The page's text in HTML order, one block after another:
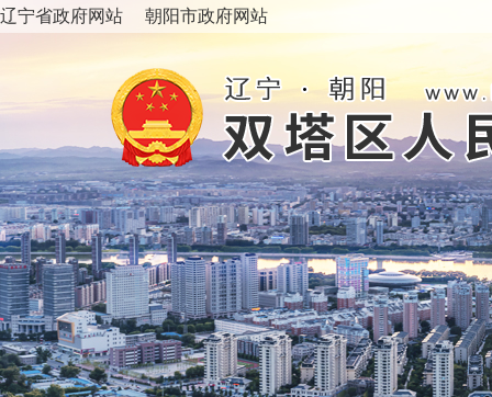
辽宁省政府网站 朝阳市政府网站